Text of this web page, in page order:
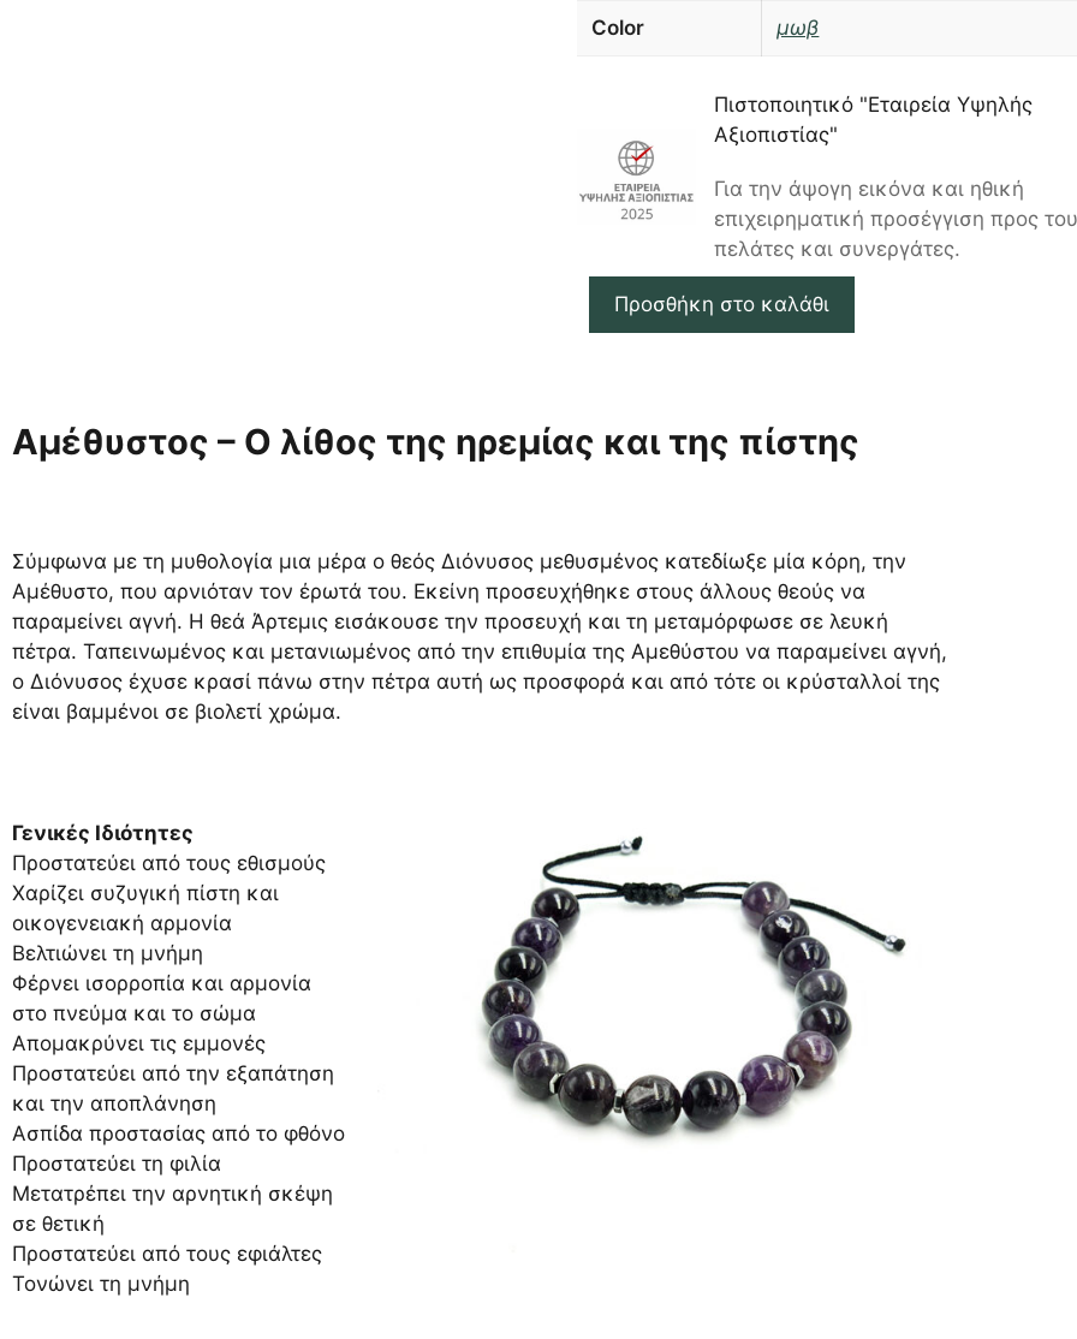
Color μωβ
Πιστοποιητικό "Εταιρεία Υψηλής
Αξιοπιστίας"
Για την άψογη εικόνα και ηθική
επιχειρηματική προσέγγιση προς
πελάτες και συνεργάτες.
Προσθήκη στο καλάθι
Αμέθυστος – Ο λίθος της ηρεμίας και της πίστης
Σύμφωνα με τη μυθολογία μια μέρα ο θεός Διόνυσος μεθυσμένος κατεδίωξε μία κόρη, την
Αμέθυστο, που αρνιόταν τον έρωτά του. Εκείνη προσευχήθηκε στους άλλους θεούς να
παραμείνει αγνή. Η θεά Άρτεμις εισάκουσε την προσευχή και τη μεταμόρφωσε σε λευκή
πέτρα. Ταπεινωμένος και μετανιωμένος από την επιθυμία της Αμεθύστου να παραμείνει αγνή,
ο Διόνυσος έχυσε κρασί πάνω στην πέτρα αυτή ως προσφορά και από τότε οι κρύσταλλοί της
είναι βαμμένοι σε βιολετί χρώμα.
Γενικές Ιδιότητες
Προστατεύει από τους εθισμούς
Χαρίζει συζυγική πίστη και
οικογενειακή αρμονία
Βελτιώνει τη μνήμη
Φέρνει ισορροπία και αρμονία
στο πνεύμα και το σώμα
Απομακρύνει τις εμμονές
Προστατεύει από την εξαπάτηση
και την αποπλάνηση
Ασπίδα προστασίας από το φθόνο
Προστατεύει τη φιλία
Μετατρέπει την αρνητική σκέψη
σε θετική
Προστατεύει από τους εφιάλτες
Τονώνει τη μνήμη